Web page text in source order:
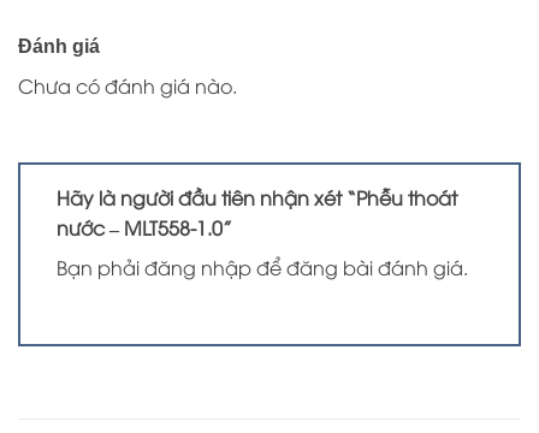
Đánh giá
Chưa có đánh giá nào.
Hãy là người đầu tiên nhận xét “Phễu thoát
nước – MLT558-1.0”
Bạn phảiđăng nhậpđể đăng bài đánh giá.